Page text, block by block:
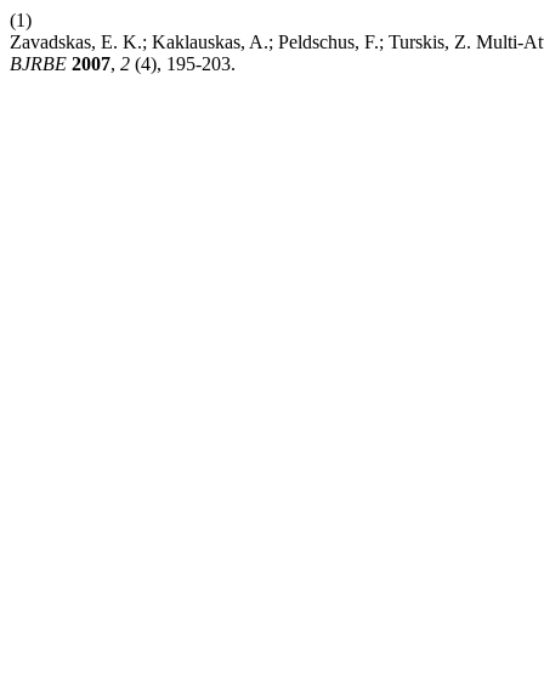
(1)
Zavadskas, E. K.; Kaklauskas, A.; Peldschus, F.; Turskis, Z. Multi-
BJRBE 2007, 2 (4), 195-203.